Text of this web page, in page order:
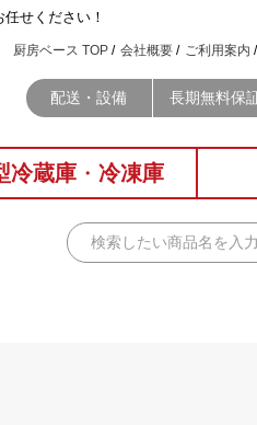
せください！
厨房ベース TOP 会社概要 ご利用案内
配送・設備 長期無料保
冷蔵庫 ・ 冷凍庫